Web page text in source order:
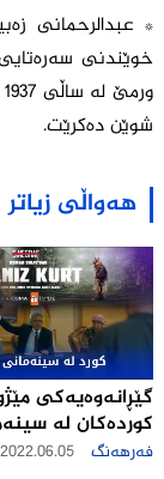
خوێندنی
شوێن دەکرێت.
هەواڵی زیاتر
گێڕانه‌وه‌یه‌كی
كورده‌کان له‌
فەرهەنگ 2022.06.05